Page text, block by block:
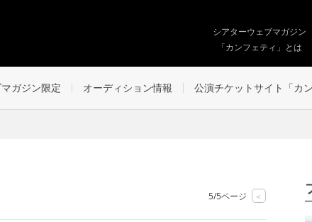
シアターウェブマガジン
「カンフェティ」とは
ガジン限定 オーディション情報 公演チケットサイト「カ
5/5ページ <